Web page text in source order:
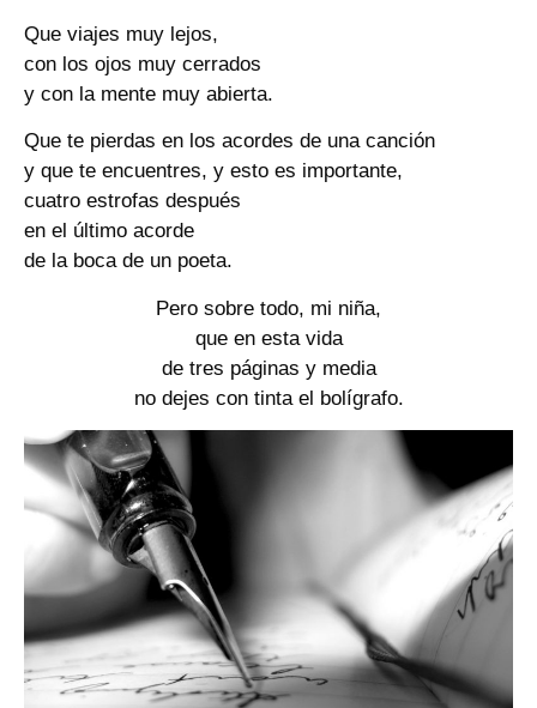
Que viajes muy lejos,
con los ojos muy cerrados
y con la mente muy abierta.
Que te pierdas en los acordes de una canción
y que te encuentres, y esto es importante,
cuatro estrofas después
en el último acorde
de la boca de un poeta.
Pero sobre todo, mi niña,
que en esta vida
de tres páginas y media
no dejes con tinta el bolígrafo.